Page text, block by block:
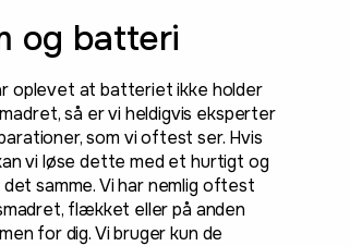
og batteri
oplevet at batteriet ikke holder
så er vi heldigvis eksperter
som vi oftest ser. Hvis
vi løse dette med et hurtigt og
samme. Vi har nemlig oftest
flækket eller på anden
for dig. Vi bruger kun de